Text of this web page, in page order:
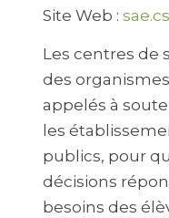
Site Web :
Les centres de
des
appelés à
les
publics, pour
décisions
besoins des